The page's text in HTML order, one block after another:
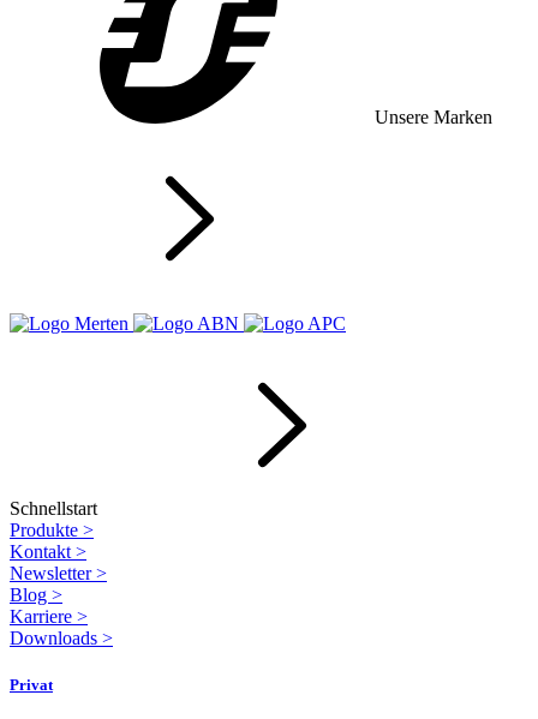
Unsere Marken
Schnellstart
Produkte >
Kontakt >
Newsletter>
Blog >
Karriere >
Downloads >
Privat